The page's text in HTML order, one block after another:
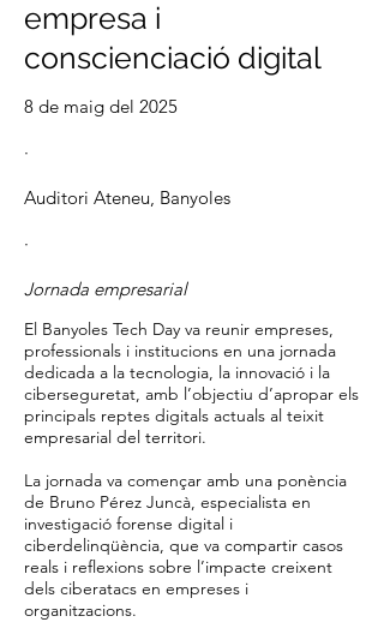
empresa i
conscienciació digital
8 de maig del 2025
·
Auditori Ateneu, Banyoles
·
Jornada empresarial
El Banyoles Tech Day va reunir empreses,
professionals i institucions en una jornada
dedicada a la tecnologia, la innovació i la
ciberseguretat, amb l’objectiu d’apropar els
principals reptes digitals actuals al teixit
empresarial del territori.
La jornada va començar amb una ponència
de Bruno Pérez Juncà, especialista en
investigació forense digital i
ciberdelinqüència, que va compartir casos
reals i reflexions sobre l’impacte creixent
dels ciberatacs en empreses i
organitzacions.